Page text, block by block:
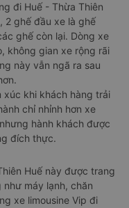
đi Huế - Thừa Thiên
2 ghế đầu xe là ghế
ghế còn lại. Dòng xe
không gian xe rộng rãi
này vẫn ngã ra sau
xúc khi khách hàng trải
chỉ nhỉnh hơn xe
hành khách được
đích thực.
Huế này được trang
máy lạnh, chăn
xe limousine Vip đi